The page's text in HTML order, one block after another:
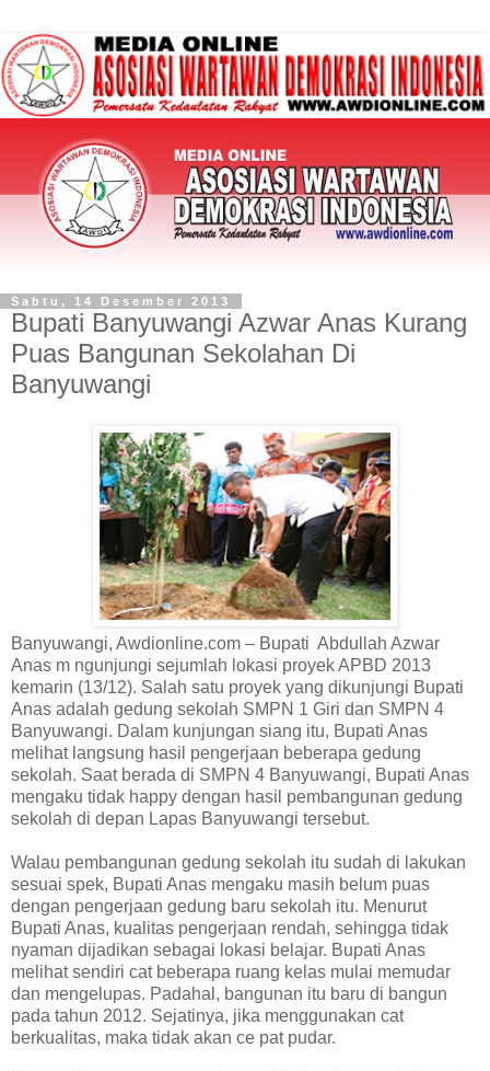
Sabtu, 14 Desember 2013
Bupati Banyuwangi Azwar Anas Kurang
Puas Bangunan Sekolahan Di
Banyuwangi
Banyuwangi, Awdionline.com – Bupati Abdullah Azwar
Anas m ngunjungi sejumlah lokasi proyek APBD 2013
kemarin (13/12). Salah satu proyek yang dikunjungi Bupati
Anas adalah gedung sekolah SMPN 1 Giri dan SMPN 4
Banyuwangi. Dalam kunjungan siang itu, Bupati Anas
melihat langsung hasil pengerjaan beberapa gedung
sekolah. Saat berada di SMPN 4 Banyuwangi, Bupati Anas
mengaku tidak happy dengan hasil pembangunan gedung
sekolah di depan Lapas Banyuwangi tersebut.
Walau pembangunan gedung sekolah itu sudah di lakukan
sesuai spek, Bupati Anas mengaku masih belum puas
dengan pengerjaan gedung baru sekolah itu. Menurut
Bupati Anas, kualitas pengerjaan rendah, sehingga tidak
nyaman dijadikan sebagai lokasi belajar. Bupati Anas
melihat sendiri cat beberapa ruang kelas mulai memudar
dan mengelupas. Padahal, bangunan itu baru di bangun
pada tahun 2012. Sejatinya, jika menggunakan cat
berkualitas, maka tidak akan ce pat pudar.